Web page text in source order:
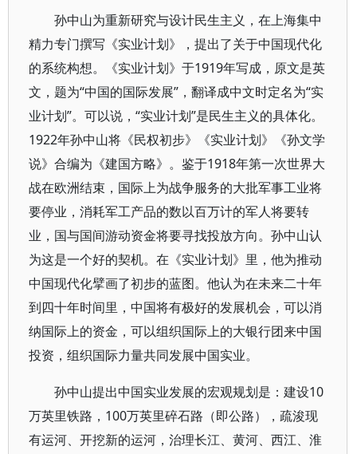
孙中山为重新研究与设计民生主义，在上海集中
精力专门撰写《实业计划》，提出了关于中国现代化
的系统构想。《实业计划》于1919年写成，原文是英
文，题为“中国的国际发展”，翻译成中文时定名为“实
业计划”。可以说，“实业计划”是民生主义的具体化。
1922年孙中山将《民权初步》《实业计划》《孙文学
说》合编为《建国方略》。鉴于1918年第一次世界大
战在欧洲结束，国际上为战争服务的大批军事工业将
要停业，消耗军工产品的数以百万计的军人将要转
业，国与国间游动资金将要寻找投放方向。孙中山认
为这是一个好的契机。在《实业计划》里，他为推动
中国现代化擘画了初步的蓝图。他认为在未来二十年
到四十年时间里，中国将有极好的发展机会，可以消
纳国际上的资金，可以组织国际上的大银行团来中国
投资，组织国际力量共同发展中国实业。
孙中山提出中国实业发展的宏观规划是：建设10
万英里铁路，100万英里碎石路（即公路），疏浚现
有运河、开挖新的运河，治理长江、黄河、西江、淮